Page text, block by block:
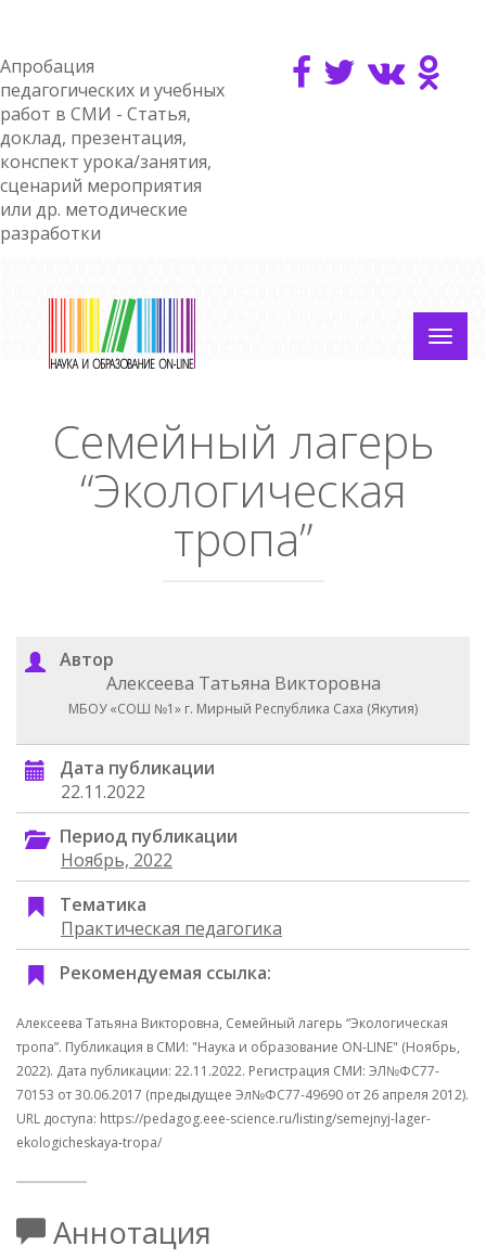
Апробация
педагогических и учебных
работ в СМИ - Статья,
доклад, презентация,
конспект урока/занятия,
сценарий мероприятия
или др. методические
разработки
Семейный лагерь
“Экологическая
тропа”
Автор
Алексеева Татьяна Викторовна
МБОУ «СОШ №1» г. Мирный Республика Саха (Якутия)
Дата публикации
22.11.2022
Период публикации
Ноябрь, 2022
Тематика
Практическая педагогика
Рекомендуемая ссылка:
Алексеева Татьяна Викторовна, Семейный лагерь “Экологическая
тропа”. Публикация в СМИ: "Наука и образование ON-LINE" (Ноябрь,
2022). Дата публикации: 22.11.2022. Регистрация СМИ: ЭЛ№ФС77-
70153 от 30.06.2017 (предыдущее Эл№ФC77-49690 от 26 апреля 2012).
URL доступа: https://pedagog.eee-science.ru/listing/semejnyj-lager-
ekologicheskaya-tropa/
Аннотация